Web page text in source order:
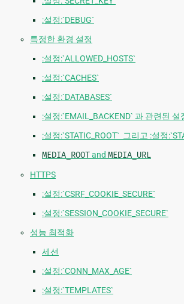
:설정:`DEBUG`
특정한 환경 설정
:설정:`ALLOWED_HOSTS`
:설정:`CACHES`
:설정:`DATABASES`
:설정:`EMAIL_BACKEND` 과 관련된 설
:설정:`STATIC_ROOT` 그리고 :설정
MEDIA_ROOTand MEDIA_URL
HTTPS
:설정:`CSRF_COOKIE_SECURE`
:설정:`SESSION_COOKIE_SECURE`
성능 최적화
세션
:설정:`CONN_MAX_AGE`
:설정:`TEMPLATES`